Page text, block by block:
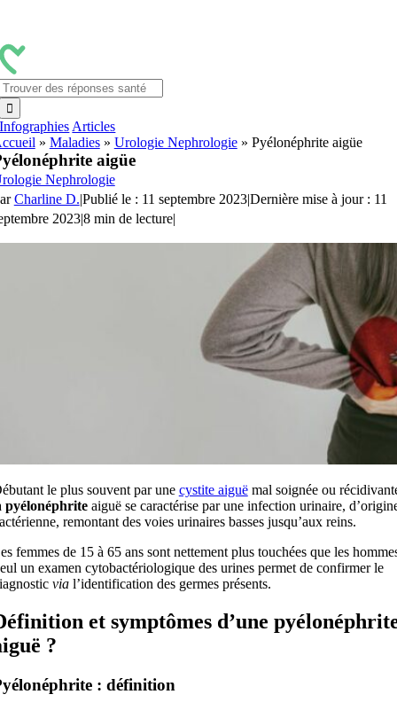
contenu
Infographies Articles
» Maladies» Urologie Nephrologie» Pyélonéphrite aigüe
aigüe
Nephrologie
Charline D.|Publié le : 11 septembre 2023|Dernière mise à jour : 11
2023|8 min de lecture|
le plus souvent par une cystite aiguëmal soignée ou
pyélonéphrite aiguë se caractérise par une infection urinaire,
remontant des voies urinaires basses jusqu’aux reins.
femmes de 15 à 65 ans sont nettement plus touchées que les
un examen cytobactériologique des urines permet de confirmer le
vial’identification des germes présents.
et symptômes d’une
?
: définition